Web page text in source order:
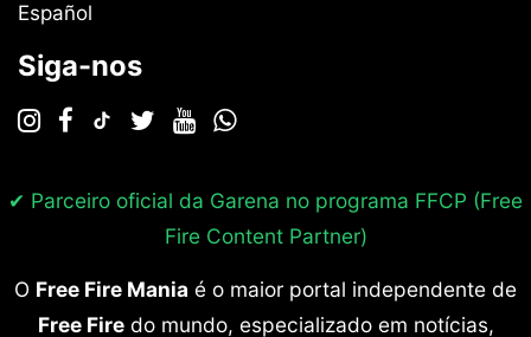
Español
Siga-nos
✔ Parceiro oficial da Garena no programa FFCP (Free
Fire Content Partner)
O Free Fire Mania é o maior portal independente de
Free Firedo mundo, especializado em notícias,